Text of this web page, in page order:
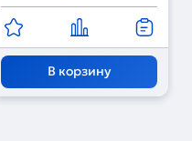
В корзину